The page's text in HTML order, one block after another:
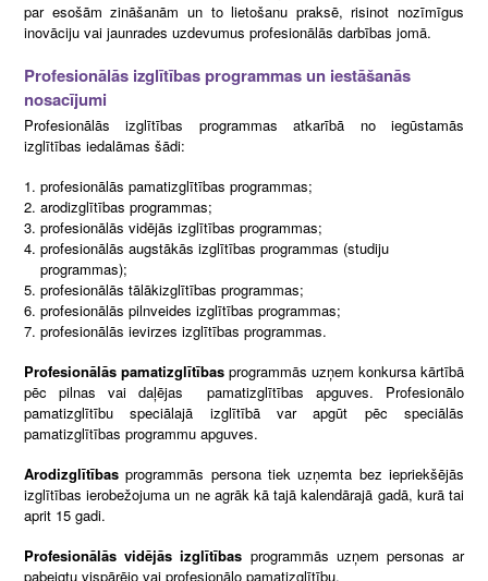
par esošām zināšanām un to lietošanu praksē, risinot nozīmīgus
inovāciju vai jaunrades uzdevumus profesionālās darbības jomā.
Profesionālās izglītības programmas un iestāšanās
nosacījumi
Profesionālās izglītības programmas atkarībā no iegūstamās
izglītības iedalāmas šādi:
profesionālās pamatizglītības programmas;
arodizglītības programmas;
profesionālās vidējās izglītības programmas;
profesionālās augstākās izglītības programmas (studiju
programmas);
profesionālās tālākizglītības programmas;
profesionālās pilnveides izglītības programmas;
profesionālās ievirzes izglītības programmas.
Profesionālās pamatizglītības programmās uzņem konkursa kārtībā
pēc pilnas vai daļējas pamatizglītības apguves. Profesionālo
pamatizglītību speciālajā izglītībā var apgūt pēc speciālās
pamatizglītības programmu apguves.
Arodizglītības programmās persona tiek uzņemta bez iepriekšējās
izglītības ierobežojuma un ne agrāk kā tajā kalendārajā gadā, kurā tai
aprit 15 gadi.
Profesionālās vidējās izglītības programmās uzņem personas ar
pabeigtu vispārējo vai profesionālo pamatizglītību.